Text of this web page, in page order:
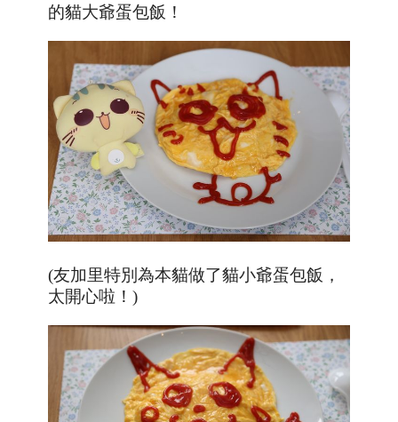
的貓大爺蛋包飯！
(友加里特別為本貓做了貓小爺蛋包飯，
太開心啦！)